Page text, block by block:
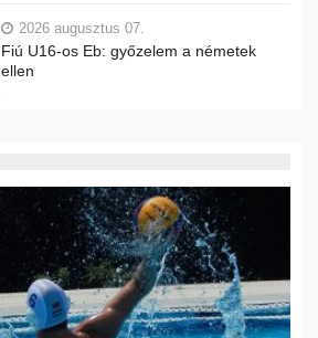
2026 augusztus 07.
Fiú U16-os Eb: győzelem a németek
ellen